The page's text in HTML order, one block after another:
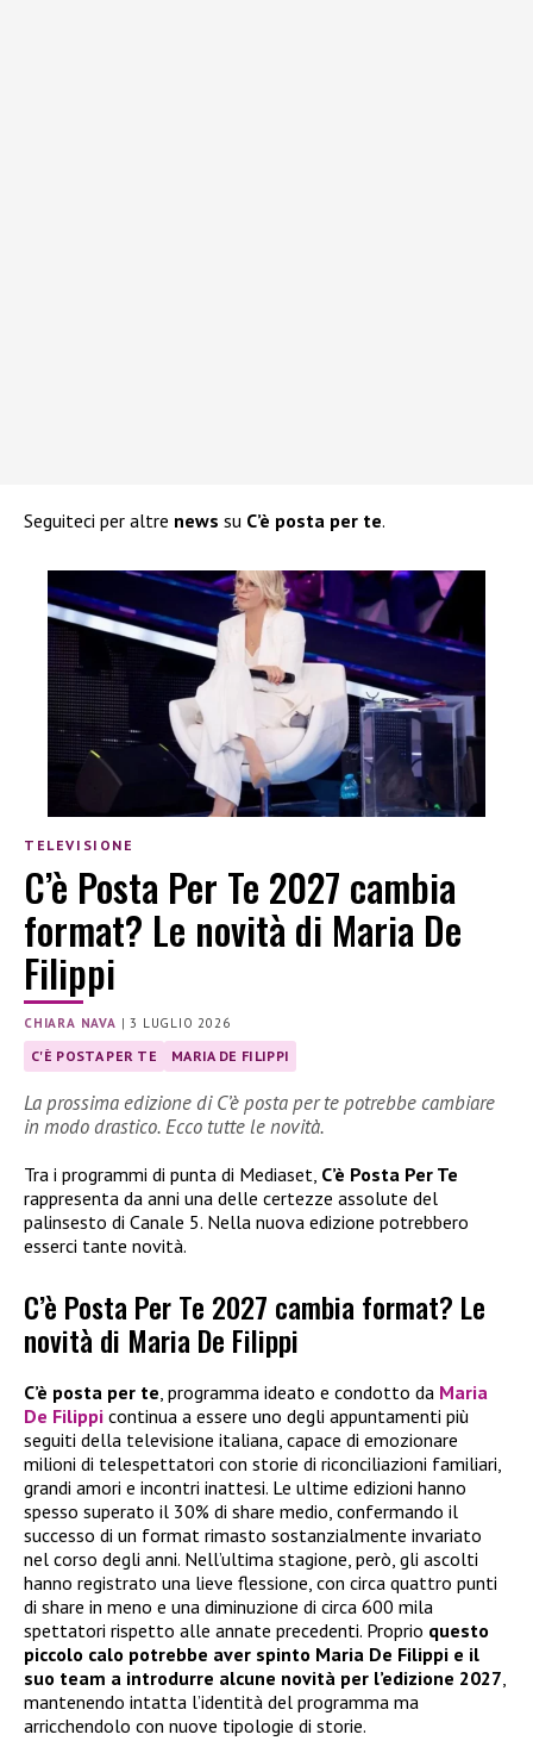
Seguiteci per altre news su C’è posta per te.
TELEVISIONE
C’è Posta Per Te 2027 cambia
format? Le novità di Maria De
Filippi
CHIARA NAVA |3 LUGLIO 2026
C'È POSTA PER TE MARIA DE FILIPPI
La prossima edizione di C’è posta per te potrebbe cambiare
in modo drastico. Ecco tutte le novità.
Tra i programmi di punta di Mediaset, C’è Posta Per Te
rappresenta da anni una delle certezze assolute del
palinsesto di Canale 5. Nella nuova edizione potrebbero
esserci tante novità.
C’è Posta Per Te 2027 cambia format? Le
novità di Maria De Filippi
C’è posta per te , programma ideato e condotto da Maria
De Filippi continua a essere uno degli appuntamenti più
seguiti della televisione italiana, capace di emozionare
milioni di telespettatori con storie di riconciliazioni familiari,
grandi amori e incontri inattesi. Le ultime edizioni hanno
spesso superato il 30% di share medio, confermando il
successo di un format rimasto sostanzialmente invariato
nel corso degli anni. Nell’ultima stagione, però, gli ascolti
hanno registrato una lieve flessione, con circa quattro punti
di share in meno e una diminuzione di circa 600 mila
spettatori rispetto alle annate precedenti. Proprio questo
piccolo calo potrebbe aver spinto Maria De Filippi e il
suo team a introdurre alcune novità per l’edizione 2027
mantenendo intatta l’identità del programma ma
arricchendolo con nuove tipologie di storie.